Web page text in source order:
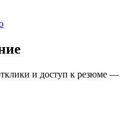
и доступ к резюме —